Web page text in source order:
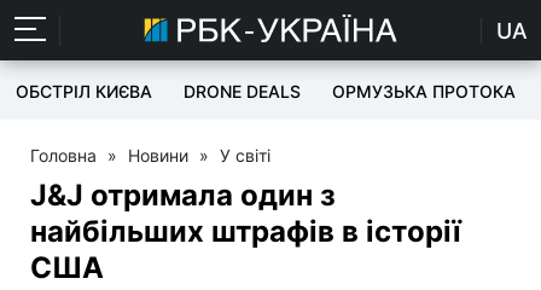
UA
ОБСТРІЛ КИЄВА DRONE DEALS ОРМУЗЬКА ПРОТОКА
Головна » Новини » У світі
J&J отримала один з
найбільших штрафів в історії
США